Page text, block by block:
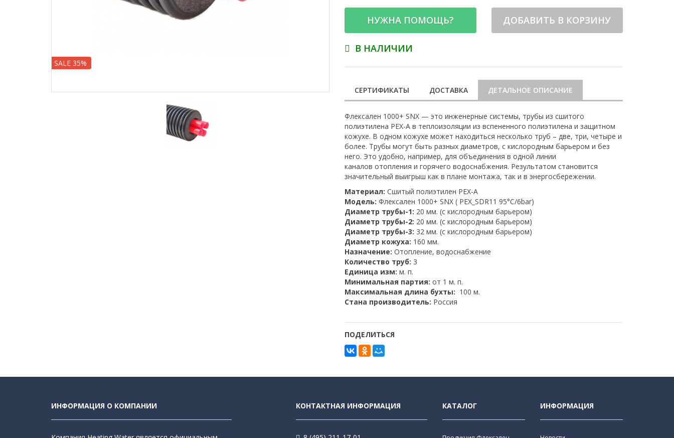
SALE 35%
НУЖНА ПОМОЩЬ? ДОБАВИТЬ В КОРЗИНУ
В НАЛИЧИИ
СЕРТИФИКАТЫ ДОСТАВКА ДЕТАЛЬНОЕ ОПИСАНИЕ
Флексален 1000+ SNX — это инженерные системы, трубы из сшитого
полиэтилена PEX-A в теплоизоляции из вспененного полиэтилена и защитном
кожухе. В одном кожухе может находиться несколько труб – две, три, четыре и
более. Трубы могут быть разных диаметров, с кислородным барьером и без
него. Это удобно, например, для объединения в одной линии
каналов отопления и горячего водоснабжения. Результатом становится
значительный выигрыш как в плане монтажа, так и в энергосбережении.
Материал: Сшитый полиэтилен PEX-A
Модель: Флексален 1000+ SNX ( PEX_SDR11 95°C/6bar)
Диаметр трубы-1: 20 мм. (с кислородным барьером)
Диаметр трубы-2: 20 мм. (с кислородным барьером)
Диаметр трубы-3: 32 мм. (с кислородным барьером)
Диаметр кожуха: 160 мм.
Назначение: Отопление, водоснабжение
Количество труб: 3
Единица изм: м. п.
Минимальная партия: от 1 м. п.
Максимальная длина бухты: 100 м.
Стана производитель: Россия
ПОДЕЛИТЬСЯ
ИНФОРМАЦИЯ О КОМПАНИИ КОНТАКТНАЯ ИНФОРМАЦИЯ КАТАЛОГ ИНФОРМАЦИЯ